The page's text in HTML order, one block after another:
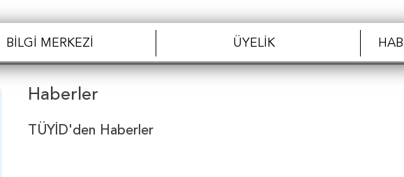
BILGI MERKEZI ÜYELIK
Haberler
TÜYİD'den Haberler